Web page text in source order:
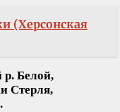
(Херсонская
р. Белой,
Стерля,